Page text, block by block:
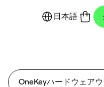
日本語
OneKeyハードウェア